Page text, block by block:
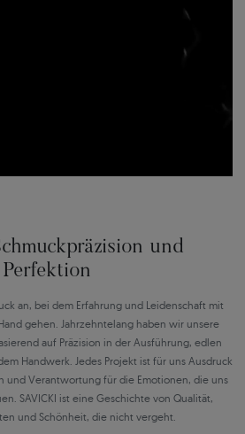
und
Perfektion
an, bei dem Erfahrung und Leidenschaft mit
gehen. Jahrzehntelang haben wir unsere
auf Präzision in der Ausführung, edlen
Handwerk. Jedes Projekt ist für uns Ausdruck
und Verantwortung für die Emotionen, die uns
SAVICKI ist eine Geschichte von Qualität,
und Schönheit, die nicht vergeht.